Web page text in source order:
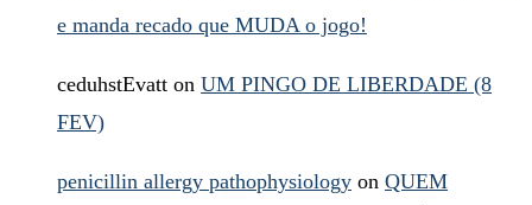
e manda recado que MUDA o jogo!
ceduhstEvatt on UM PINGO DE LIBERDADE (8
FEV)
penicillin allergy pathophysiology on QUEM